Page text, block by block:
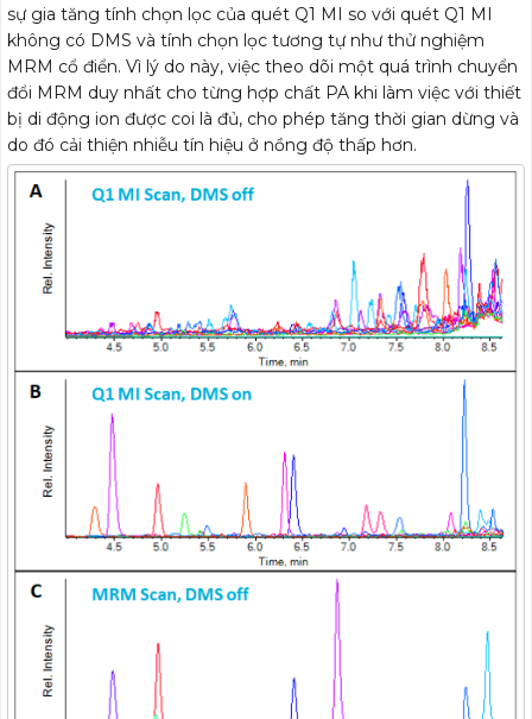
sự gia tăng tính chọn lọc của quét Q1 MI so với quét Q1 MI
không có DMS và tính chọn lọc tương tự như thử nghiệm
MRM cổ điển. Vì lý do này, việc theo dõi một quá trình chuyển
đổi MRM duy nhất cho từng hợp chất PA khi làm việc với thiết
bị di động ion được coi là đủ, cho phép tăng thời gian dừng và
do đó cải thiện nhiễu tín hiệu ở nồng độ thấp hơn.